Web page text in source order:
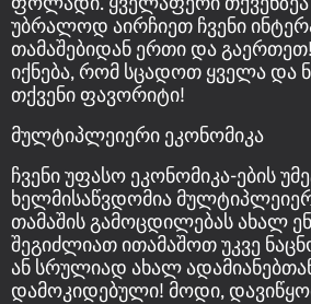
უბრალოდ აირჩიეთ ჩვენი
თამაშებიდან ერთი და გაერთეთ!
იქნება, რომ სცადოთ ყველა და
თქვენი ფავორიტი!
მულტიპლეიერი ეკონომიკა
ჩვენი უფასო ეკონომიკა-ების
ხელმისაწვდომია
თამაშის გამოცდილებას ახალ
შეგიძლიათ ითამაშოთ უკვე
ან სრულიად ახალ
დამოკიდებული! მოდი,